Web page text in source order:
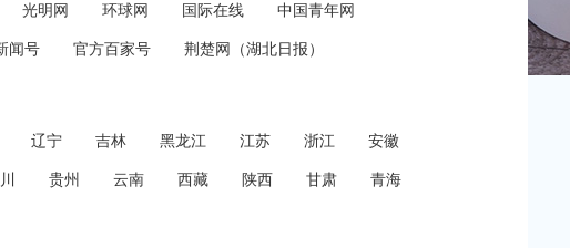
光明网 环球网 国际在线 中国青年网
闻号 官方百家号 荆楚网（湖北日报）
辽宁 吉林 黑龙江 江苏 浙江 安徽
贵州 云南 西藏 陕西 甘肃 青海